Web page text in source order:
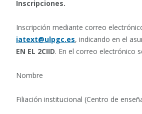
Inscripciones.
Inscripción mediante correo
iatext@ulpgc.es, indicando en el
EN EL 2CIID. En el correo electrónico
Nombre
Filiación institucional (Centro de